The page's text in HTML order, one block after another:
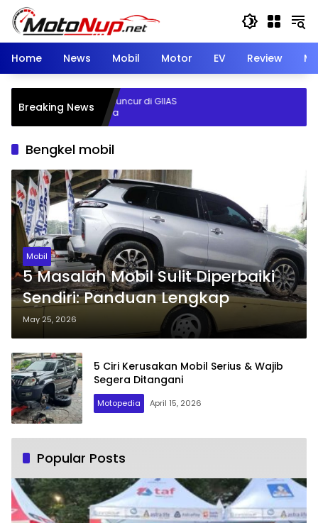
Skip
content
Home
News Mobil Motor EV Review
Breaking News
Mazda Resmi Meluncur di GIIAS
Cek Keunggulannya
Bengkel mobil
Mobil
5 Masalah Mobil Sulit Diperbaiki
Sendiri: Panduan Lengkap
May 25, 2026
5 Ciri Kerusakan Mobil Serius & Wajib
Segera Ditangani
Motopedia April 15, 2026
Popular Posts